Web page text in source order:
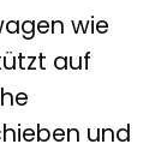
wie
auf
und